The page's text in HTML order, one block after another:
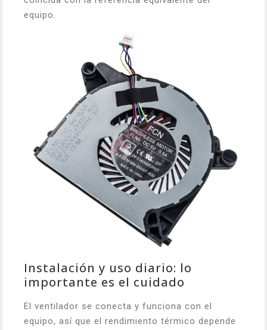
equipo.
Instalación y uso diario: lo
importante es el cuidado
El ventilador se conecta y funciona con el
equipo, así que el rendimiento térmico depende